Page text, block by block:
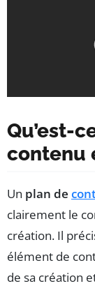
Qu’est-
contenu
Un plan de
clairement le
création. Il
élément de
de sa création